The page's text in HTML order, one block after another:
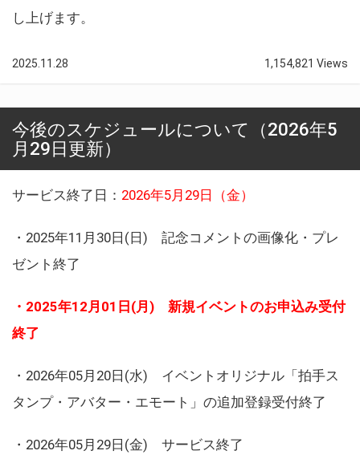
し上げます。
2025.11.28 1,154,821 Views
今後のスケジュールについて（2026年5
月29日更新）
サービス終了日： 2026年5月29日（金）
・2025年11月30日(日) 記念コメントの画像化・プレ
ゼント終了
・2025年12月01日(月) 新規イベントのお申込み受付
終了
・2026年05月20日(水) イベントオリジナル「拍手ス
タンプ・アバター・エモート」の追加登録受付終了
・2026年05月29日(金) サービス終了